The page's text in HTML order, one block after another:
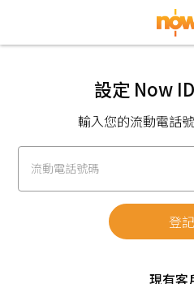
設定 Now
輸入您的流動電話
流動電話號碼
登記
現有客